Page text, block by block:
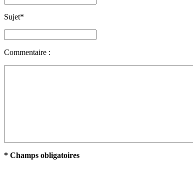
Sujet*
Commentaire :
* Champs obligatoires